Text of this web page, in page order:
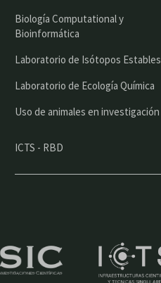
Biología Computational y
Bioinformática
Laboratorio de Isótopos Estables
Laboratorio de Ecología Química
Uso de animales en investigación
ICTS - RBD